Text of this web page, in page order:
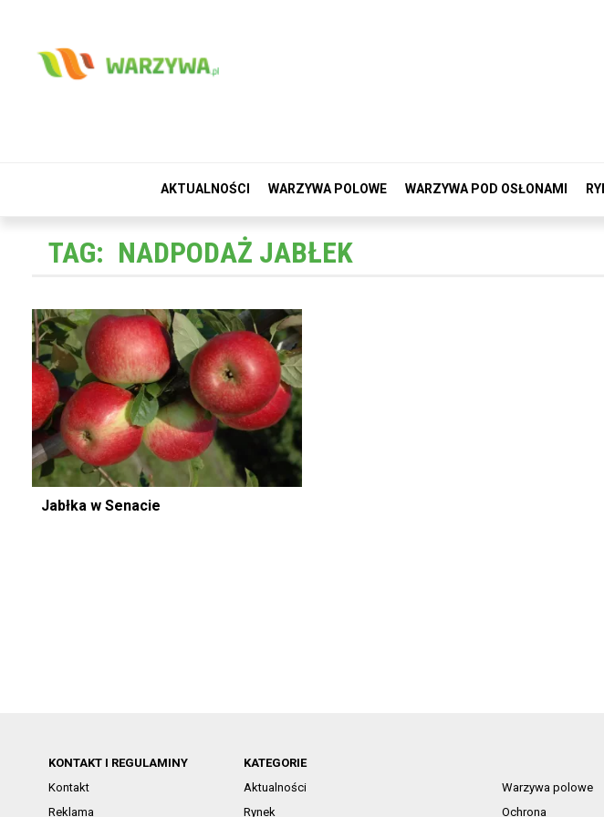
AKTUALNOŚCI WARZYWA POLOWE WARZYWA POD OSŁONAMI
TAG: NADPODAŻ JABŁEK
Jabłka w Senacie
KONTAKT I REGULAMINY
Kontakt
Reklama
KATEGORIE
Aktualności
Warzywa polowe
Rynek
Ochrona